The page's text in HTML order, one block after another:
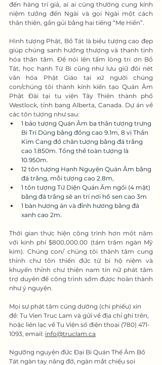
đến hàng trí giả, ai ai cũng thường cung kính
niệm tưởng đến Ngài và gọi Ngài một cách
thân thiện, gần gủi bằng hai tiếng “Mẹ Hiền”.
Hình tượng Phật, Bồ Tát là biểu tượng cao đẹp
giúp chúng sanh hướng thượng và thanh tịnh
hóa thân tâm. Để nói lên tấm lòng tri ơn Bồ
Tát, học hạnh Từ Bi cũng như lưu giữ đôi nét
văn hóa Phật Giáo tại xứ người chúng
con/chúng tôi thành kính kiến tạo Quán Âm
Phật Đài tại tu viện Tây Thiên thành phố
Westlock, tỉnh bang Alberta, Canada. Dự án về
các tôn tượng như sau:
1 bảo tượng Quán Âm ba thân tượng trưng
Bi Trí Dũng bằng đồng cao 9.1m, 8 vị Thần
Kim Cang đở chân tượng bằng đá trắng
cao 1.850m. Tổng thể toàn tượng là
10.950m.
12 tôn tượng Hạnh Nguyện Quán Âm bằng
đá trắng, mỗi tượng cao 2.8m,
1 tôn tượng Tứ Diện Quán Âm ngồi (4 mặt)
bằng đá trắng sẽ an trí nơi hồ sen cao 3m
1 bàn hương án và đỉnh hương bằng đá
xanh cao 2m.
Thời gian thực hiện công trình hơn một năm
với kinh phí $800,000.00 (tám trăm ngàn Mỹ
kim). Chúng con/ chúng tôi thành tâm cung
thỉnh chư tôn thiền đức từ bi hộ niệm và
khuyến thỉnh chư thiện nam tín nữ phát tâm
trợ duyên để công trình sớm được hoàn thành
như ý nguyện.
Mọi sự phát tâm cúng dường (chi phiếu) xin
đề: Tu Vien Truc Lam và gửi về địa chỉ ghi trên,
hoặc liên lạc về Tu Viện số điện thoại (780) 471-
1093, email: info@truclam.ca
Ngưỡng nguyện đức Đại Bi Quán Thế Âm Bồ
Tát ngàn tay nâng đở, ngàn mắt chiếu soi